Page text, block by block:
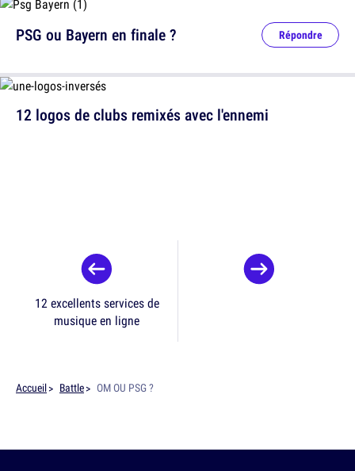
12 logos de clubs remixés avec l'ennemi
PSG ou Bayern en finale ? Répondre
12 excellents services de
musique en ligne
Accueil Battle OM OU PSG ?